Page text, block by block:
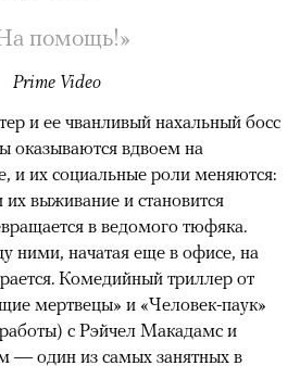
помощь!»
Prime Video
и ее чванливый нахальный босс
оказываются вдвоем на
и их социальные роли меняются:
их выживание и становится
в ведомого тюфяка.
ними, начатая еще в офисе, на
Комедийный триллер от
мертвецы» и «Человек-паук»
с Рэйчел Макадамс и
один из самых занятных в